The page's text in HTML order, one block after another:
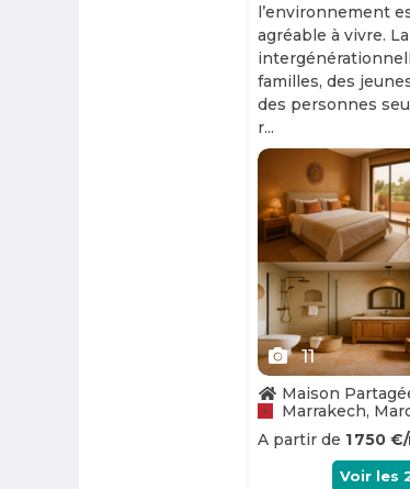
l’environnement
agréable à vivre.
familles, des
des personnes
r...
Slide 1 of 11
11
Maison
Marrakech,
A partir de 1 750
Voir les